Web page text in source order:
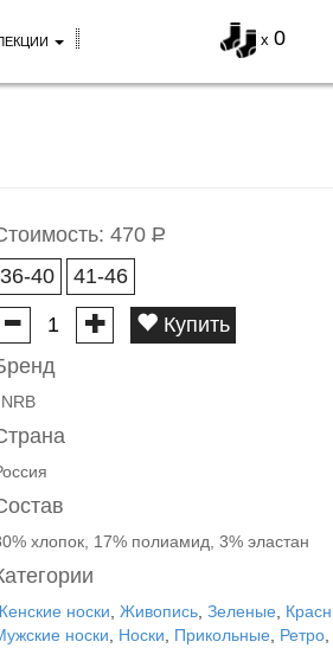
x 0
470 Р
36-40
41-46
Купить
хлопок, 17% полиамид, 3% эластан
носки Живопись Зеленые
носки
Носки Прикольные Ретро